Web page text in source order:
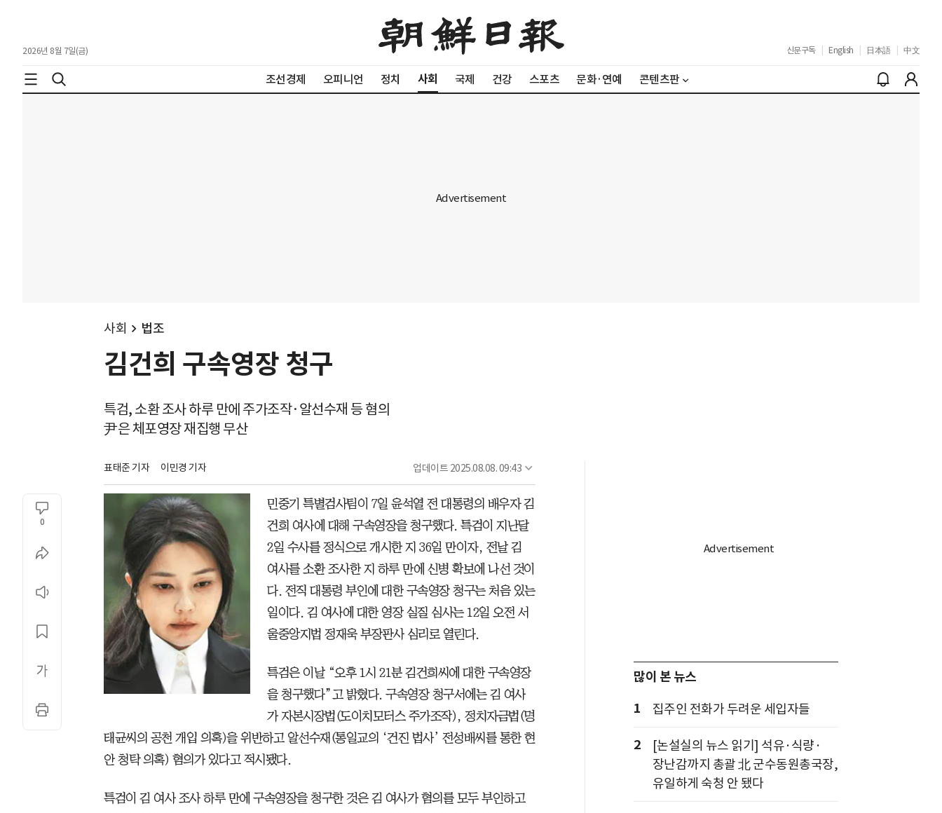
2026년 8월 7일(금) 신문구독 English 日本語 中文
조선경제 오피니언 정치 사회 국제 건강 스포츠 문화·연예 콘텐츠판
사회 법조
김건희 구속영장 청구
특검, 소환 조사 하루 만에 주가조작·알선수재 등 혐의
尹은 체포영장 재집행 무산
표태준 기자 이민경 기자 업데이트 2025.08.08. 09:43
0
민중기 특별검사팀이 7일 윤석열 전 대통령의 배우자 김
건희 여사에 대해 구속영장을 청구했다. 특검이 지난달
2일 수사를 정식으로 개시한 지 36일 만이자, 전날 김
여사를 소환 조사한 지 하루 만에 신병 확보에 나선 것이
다. 전직 대통령 부인에 대한 구속영장 청구는 처음 있는
일이다. 김 여사에 대한 영장 실질 심사는 12일 오전 서
울중앙지법 정재욱 부장판사 심리로 열린다.
특검은 이날 “오후 1시 21분 김건희씨에 대한 구속영장
을 청구했다”고 밝혔다. 구속영장 청구서에는 김 여사
가 자본시장법(도이치모터스 주가조작), 정치자금법(명
태균씨의 공천 개입 의혹)을 위반하고 알선수재(통일교의 ‘건진 법사’ 전성배씨를 통한 현
안 청탁 의혹) 혐의가 있다고 적시됐다.
특검이 김 여사 조사 하루 만에 구속영장을 청구한 것은 김 여사가 혐의를 모두 부인하고
많이 본 뉴스
1
집주인 전화가 두려운 세입자들
2
[논설실의 뉴스 읽기] 석유·식량·
장난감까지 총괄 北 군수동원총국장,
유일하게 숙청 안 됐다